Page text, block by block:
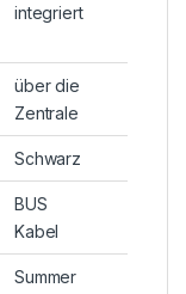
integriert
über die
Zentrale
Schwarz
BUS
Kabel
Summer